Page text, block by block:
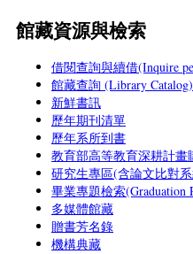
館藏資源與檢索
借閱查詢與續借(Inquire
館藏查詢 (Library Catalog)
新鮮書訊
歷年期刊清單
歷年系所到書
教育部高等教育深耕計畫
研究生專區(含論文比對
畢業專題檢索(Graduation
多媒體館藏
贈書芳名錄
機構典藏